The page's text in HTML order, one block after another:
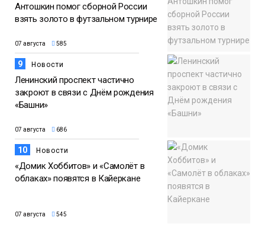
Антошкин помог сборной России
взять золото в футзальном турнире
07 августа 585
9 Новости
Ленинский проспект частично
закроют в связи с Днём рождения
«Башни»
07 августа 686
10 Новости
«Домик Хоббитов» и «Самолёт в
облаках» появятся в Кайеркане
07 августа 545